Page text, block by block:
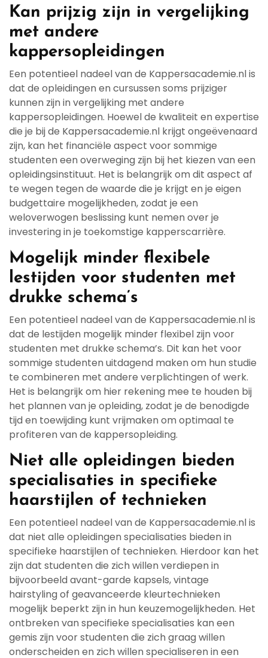
Kan prijzig zijn in vergelijking
met andere
kappersopleidingen
Een potentieel nadeel van de Kappersacademie.nl is
dat de opleidingen en cursussen soms prijziger
kunnen zijn in vergelijking met andere
kappersopleidingen. Hoewel de kwaliteit en expertise
die je bij de Kappersacademie.nl krijgt ongeëvenaard
zijn, kan het financiële aspect voor sommige
studenten een overweging zijn bij het kiezen van een
opleidingsinstituut. Het is belangrijk om dit aspect af
te wegen tegen de waarde die je krijgt en je eigen
budgettaire mogelijkheden, zodat je een
weloverwogen beslissing kunt nemen over je
investering in je toekomstige kapperscarrière.
Mogelijk minder flexibele
lestijden voor studenten met
drukke schema’s
Een potentieel nadeel van de Kappersacademie.nl is
dat de lestijden mogelijk minder flexibel zijn voor
studenten met drukke schema’s. Dit kan het voor
sommige studenten uitdagend maken om hun studie
te combineren met andere verplichtingen of werk.
Het is belangrijk om hier rekening mee te houden bij
het plannen van je opleiding, zodat je de benodigde
tijd en toewijding kunt vrijmaken om optimaal te
profiteren van de kappersopleiding.
Niet alle opleidingen bieden
specialisaties in specifieke
haarstijlen of technieken
Een potentieel nadeel van de Kappersacademie.nl is
dat niet alle opleidingen specialisaties bieden in
specifieke haarstijlen of technieken. Hierdoor kan het
zijn dat studenten die zich willen verdiepen in
bijvoorbeeld avant-garde kapsels, vintage
hairstyling of geavanceerde kleurtechnieken
mogelijk beperkt zijn in hun keuzemogelijkheden. Het
ontbreken van specifieke specialisaties kan een
gemis zijn voor studenten die zich graag willen
onderscheiden en zich willen specialiseren in een